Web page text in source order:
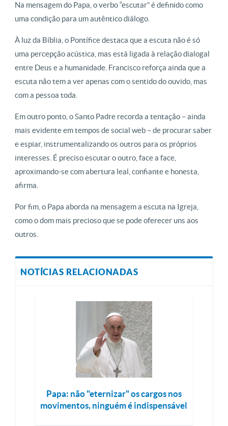
Na mensagem do Papa, o verbo “escutar” é definido como
uma condição para um autêntico diálogo.
À luz da Bíblia, o Pontífice destaca que a escuta não é só
uma percepção acústica, mas está ligada à relação dialogal
entre Deus e a humanidade. Francisco reforça ainda que a
escuta não tem a ver apenas com o sentido do ouvido, mas
com a pessoa toda.
Em outro ponto, o Santo Padre recorda a tentação – ainda
mais evidente em tempos de social web – de procurar saber
e espiar, instrumentalizando os outros para os próprios
interesses. É preciso escutar o outro, face a face,
aproximando-se com abertura leal, confiante e honesta,
afirma.
Por fim, o Papa aborda na mensagem a escuta na Igreja,
como o dom mais precioso que se pode oferecer uns aos
outros.
NOTÍCIAS RELACIONADAS
Papa: não "eternizar" os cargos nos
movimentos, ninguém é indispensável